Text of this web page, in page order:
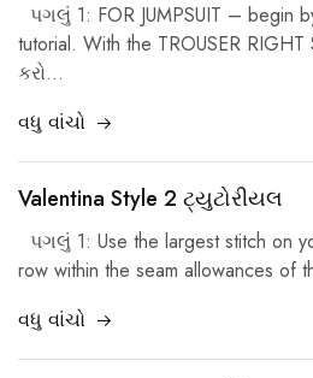
પગલું 1: FOR JUMPSUIT – begin
tutorial. With the TROUSER RIGHT
કરો…
વધુ વાંચો
Valentina Style 2 ટ્યુટોરીયલ
પગલું 1: Use the largest stitch on
row within the seam allowances of
વધુ વાંચો